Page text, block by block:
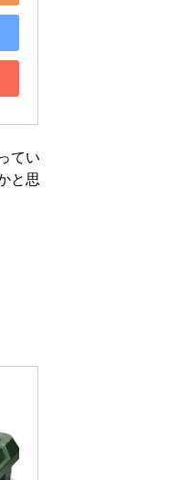
てい
と思